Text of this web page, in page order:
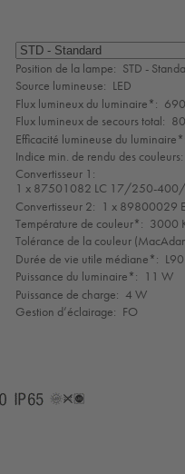
Sélection
de
mode
Position de la lampe: STD -
Source lumineuse: LED
Flux lumineux du luminaire*:
Flux lumineux de secours total:
Efficacité lumineuse du
Indice min. de rendu des couleurs:
Convertisseur 1:
1 x 87501082 LC 17/250-400/
Convertisseur 2: 1 x 89800029
Température de couleur*: 3000
Tolérance de la couleur
Durée de vie utile médiane*:
Puissance du luminaire*: 11 W
Puissance de charge: 4 W
Gestion d’éclairage: FO